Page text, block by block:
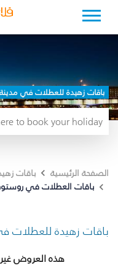
باقات زهيدة للعطلات في
الصفحة الرئيسية باقات
باقات العطلات في
باقات زهيدة للعطلات
هذه العروض